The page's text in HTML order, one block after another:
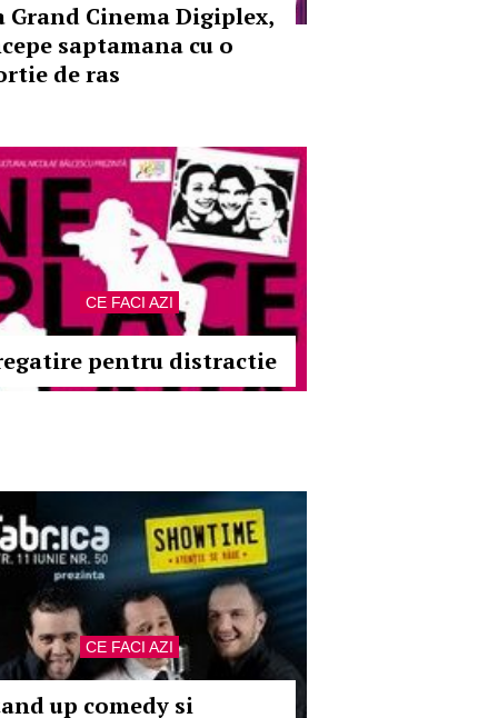
Grand Cinema Digiplex,
saptamana cu o
de ras
CE FACI AZI
pentru distractie
CE FACI AZI
up comedy si